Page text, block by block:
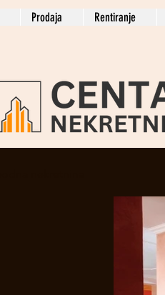
Prodaja Rentiranje